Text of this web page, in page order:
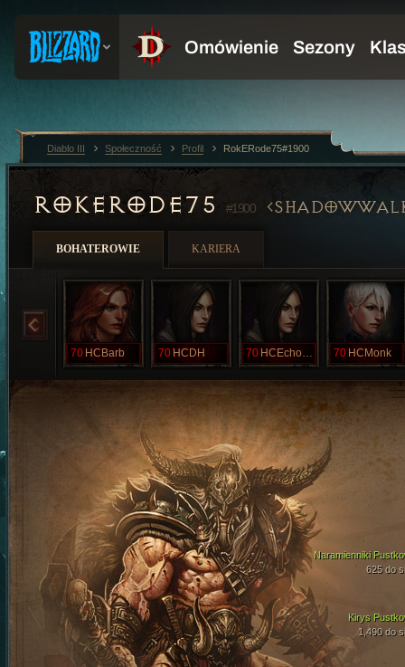
ROKERODE75 #1900
BOHATEROWIE KARIERA
70 HCBarb 70 HCDH 70 HCEchoDH 70 HCMonk
Kirys
1,490 do
Naramienniki
625 do
Diablo III Społeczność Profil RokERode75#1900